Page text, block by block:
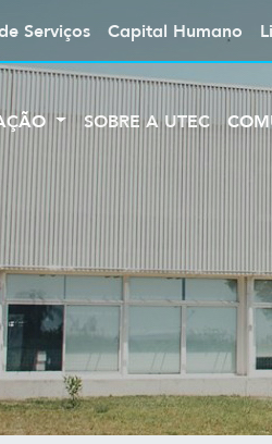
Serviços Capital Humano
SOBRE A UTEC